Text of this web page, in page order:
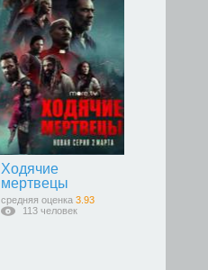
Ходячие
мертвецы
средняя оценка 3.93
113 человек